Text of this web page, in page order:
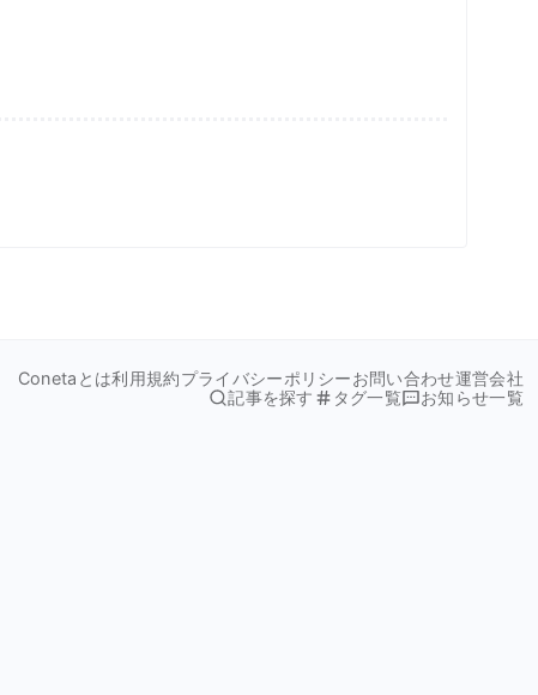
Conetaとは利用規約プライバシーポリシーお問い合わせ運営会社
記事を探す
タグ一覧 お知らせ一覧